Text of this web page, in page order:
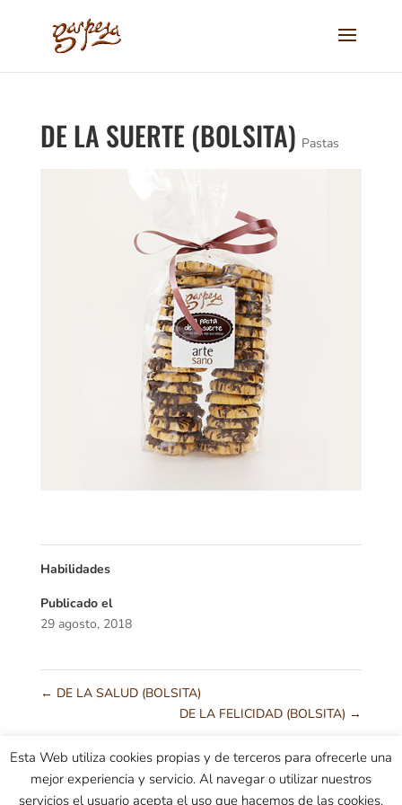
DE LA SUERTE (BOLSITA) Pastas
Habilidades
Publicado el
29 agosto, 2018
← DE LA SALUD (BOLSITA)
DE LA FELICIDAD (BOLSITA) →
Condiciones generales Información sobre envíos
Esta Web utiliza cookies propias y de terceros para ofrecerle una
mejor experiencia y servicio. Al navegar o utilizar nuestros
servicios el usuario acepta el uso que hacemos de las cookies.